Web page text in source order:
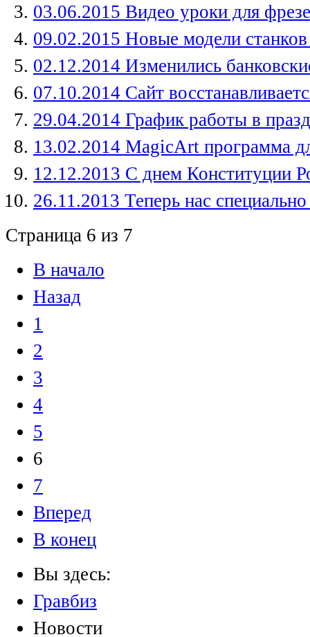
03.06.2015 Видео уроки для
09.02.2015 Новые модели
02.12.2014 Изменились
07.10.2014 Сайт
29.04.2014 График работы в
13.02.2014 MagicArt программа
12.12.2013 С днем Конституции
26.11.2013 Теперь нас
Страница 6 из 7
В начало
Назад
1
2
3
4
5
6
7
Вперед
В конец
Вы здесь:
Гравбиз
Новости